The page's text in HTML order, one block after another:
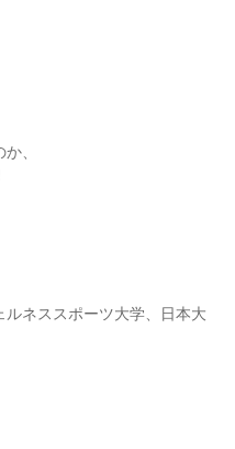
、
ネススポーツ大学、日本大